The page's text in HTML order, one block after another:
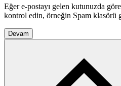
Eğer e-postayı gelen kutunuzda
kontrol edin, örneğin Spam klasörü
Devam